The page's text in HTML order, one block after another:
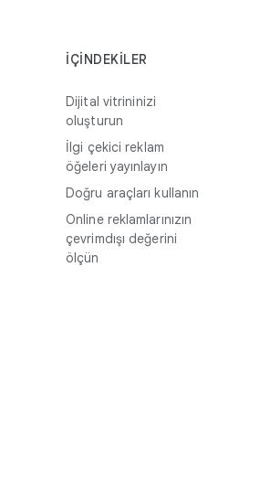
e
İÇINDEKILER
Dijital vitrininizi
oluşturun
İlgi çekici reklam
öğeleri yayınlayın
Doğru araçları kullanın
Online reklamlarınızın
çevrimdışı değerini
ölçün